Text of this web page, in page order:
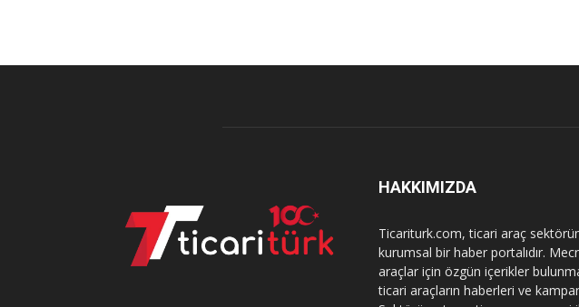
HAKKIMIZDA
Ticariturk.com, ticari araç
kurumsal bir haber portalıdır.
araçlar için özgün içerikler
ticari araçların haberleri ve